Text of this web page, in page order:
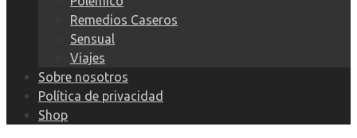
Remedios Caseros
Sensual
Viajes
Sobre nosotros
Política de privacidad
Shop